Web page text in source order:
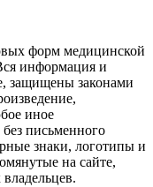
форм медицинской
информация и
защищены законами
иное
без письменного
знаки, логотипы и
на сайте,